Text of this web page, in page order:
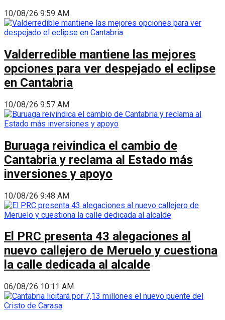
10/08/26 9:59 AM
Valderredible mantiene las mejores
opciones para ver despejado el eclipse
en Cantabria
10/08/26 9:57 AM
Buruaga reivindica el cambio de
Cantabria y reclama al Estado más
inversiones y apoyo
10/08/26 9:48 AM
El PRC presenta 43 alegaciones al
nuevo callejero de Meruelo y cuestiona
la calle dedicada al alcalde
06/08/26 10:11 AM